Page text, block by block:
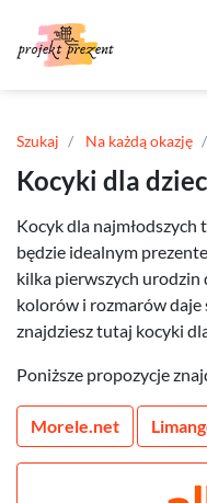
Szukaj Na każdą okazję
Kocyki dla
Kocyk dla najmłodszych
będzie idealnym
kilka pierwszych urodzin
kolorów i rozmarów daje
znajdziesz tutaj kocyki
Poniższe propozycje
Morele.net